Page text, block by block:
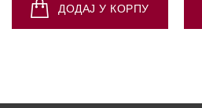
ДОДАЈ У КОРПУ